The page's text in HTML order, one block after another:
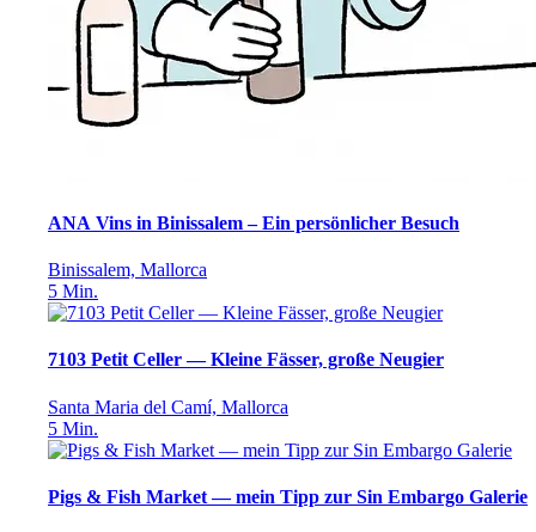
ANA Vins in Binissalem – Ein persönlicher Besuch
Binissalem, Mallorca
5 Min.
7103 Petit Celler — Kleine Fässer, große Neugier
Santa Maria del Camí, Mallorca
5 Min.
Pigs & Fish Market — mein Tipp zur Sin Embargo Galerie